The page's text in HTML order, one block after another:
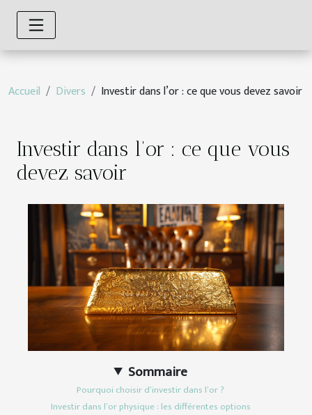
Accueil Divers Investir dans l’or : ce que vous devez savoir
Investir dans l’or : ce que vous
devez savoir
Sommaire
Pourquoi choisir d’investir dans l’or ?
Investir dans l’or physique : les différentes options